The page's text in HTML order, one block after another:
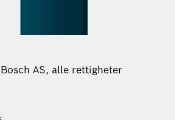
AS, alle rettigheter